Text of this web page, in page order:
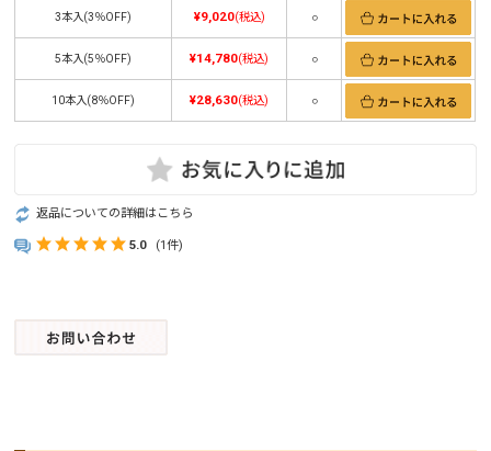
3本入(3％OFF) ¥9,020(税込) ○
5本入(5％OFF) ¥14,780(税込) ○
10本入(8％OFF) ¥28,630(税込) ○
返品についての詳細はこちら
5.0 (1件)